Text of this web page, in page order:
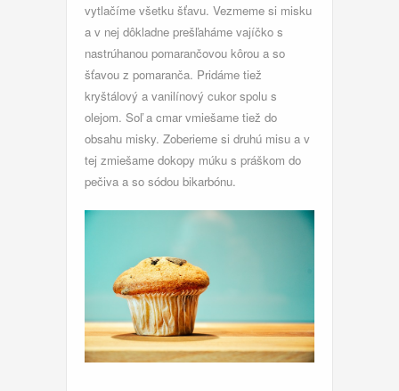
vytlačíme všetku šťavu. Vezmeme si misku
a v nej dôkladne prešľaháme vajíčko s
nastrúhanou pomarančovou kôrou a so
šťavou z pomaranča. Pridáme tiež
kryštálový a vanilínový cukor spolu s
olejom. Soľ a cmar vmiešame tiež do
obsahu misky. Zoberieme si druhú misu a v
tej zmiešame dokopy múku s práškom do
pečiva a so sódou bikarbónu.